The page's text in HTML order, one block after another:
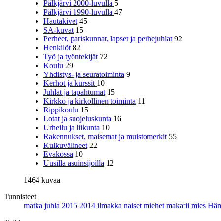
Pälkjärvi 2000-luvulla 5
Pälkjärvi 1990-luvulla 47
Hautakivet 45
SA-kuvat 15
Perheet, pariskunnat, lapset ja perhejuhlat 92
Henkilöt 82
Työ ja työntekijät 72
Koulu 29
Yhdistys- ja seuratoiminta 9
Kerhot ja kurssit 10
Juhlat ja tapahtumat 15
Kirkko ja kirkollinen toiminta 11
Rippikoulu 15
Lotat ja suojeluskunta 16
Urheilu ja liikunta 10
Rakennukset, maisemat ja muistomerkit 55
Kulkuvälineet 22
Evakossa 10
Uusilla asuinsijoilla 12
1464 kuvaa
Tunnisteet
matka juhla 2015 2014 ilmakka naiset miehet makarii mies